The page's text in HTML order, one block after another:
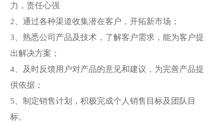
力，责任心强
2、通过各种渠道收集潜在客户，开拓新市场；
3、熟悉公司产品及技术，了解客户需求，能为客户提
出解决方案；
4、及时反馈用户对产品的意见和建议，为完善产品提
供依据；
5、制定销售计划，积极完成个人销售目标及团队目
标。